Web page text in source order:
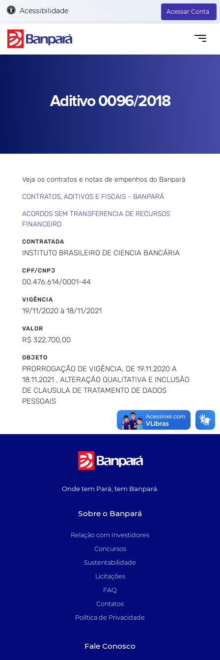
Acessibilidade Acessar Conta
Aditivo 0096/2018
Veja os contratos e notas de empenhos do Banpará
CONTRATOS, ADITIVOS E FISCAIS - BANPARÁ
ACORDOS SEM TRANSFERENCIA DE RECURSOS
FINANCEIRO
CONTRATADA
INSTITUTO BRASILEIRO DE CIENCIA BANCÁRIA
CPF/CNPJ
00.476.614/0001-44
VIGÊNCIA
19/11/2020 à 18/11/2021
VALOR
R$ 322.700,00
OBJETO
PRORROGAÇÃO DE VIGÊNCIA, DE 19.11.2020 A
18.11.2021 , ALTERAÇÃO QUALITATIVA E INCLUSÃO
DE CLAUSULA DE TRATAMENTO DE DADOS
PESSOAIS
Onde tem Pará, tem Banpará.
Sobre o Banpará
Relação com Investidores
Concursos
Sustentabilidade
Licitações
FAQ
Contatos
Política de Privacidade
Fale Conosco